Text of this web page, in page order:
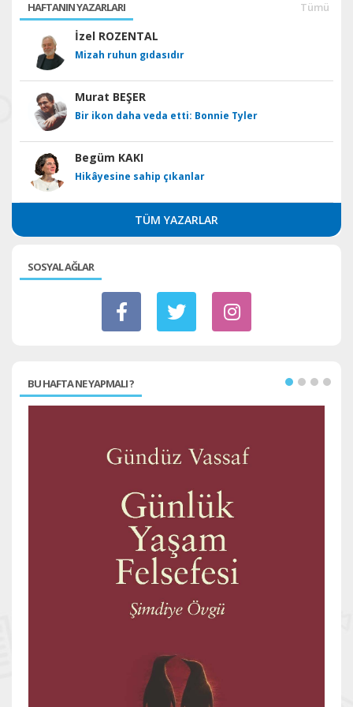
HAFTANIN YAZARLARI Tümü
İzel ROZENTAL
Mizah ruhun gıdasıdır
Murat BEŞER
Bir ikon daha veda etti: Bonnie Tyler
Begüm KAKI
Hikâyesine sahip çıkanlar
TÜM YAZARLAR
SOSYAL AĞLAR
BU HAFTA NE YAPMALI ?